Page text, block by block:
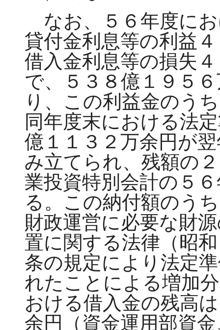
なお、５６年度に
貸付金利息等の利益
借入金利息等の損失
で、５３８億１９５
り、この利益金のう
同年度末における法
億１１３２万余円が
み立てられ、残額の
業投資特別会計の５
る。この納付額のう
財政運営に必要な財
置に関する法律（昭
条の規定により法定
れたことによる増加
おける借入金の残高
余円（資金運用部資